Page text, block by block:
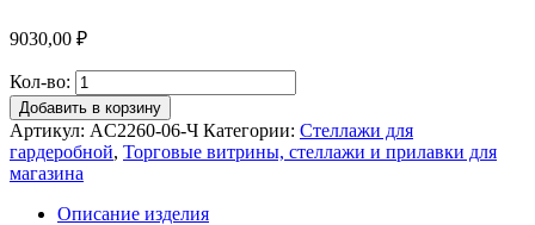
9030,00 ₽
Кол-во:
Добавить в корзину
Артикул: AС2260-06-Ч Категории: Стеллажи для
гардеробной, Торговые витрины, стеллажи и прилавки для
магазина
Описание изделия